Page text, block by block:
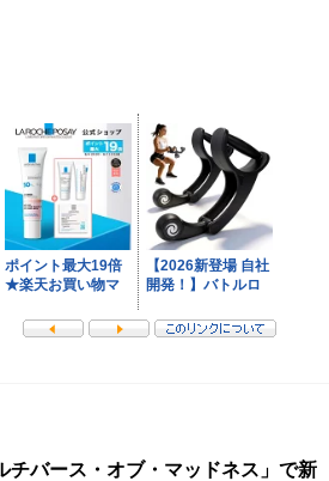
チバース・オブ・マッドネス」で新